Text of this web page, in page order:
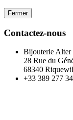
Fermer
Contactez-nous
Bijouterie Alter
28 Rue du
68340
+33 389 277